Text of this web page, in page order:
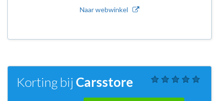
Naar webwinkel
Korting bij Carsstore